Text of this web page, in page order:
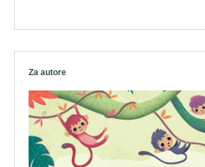
Za autore